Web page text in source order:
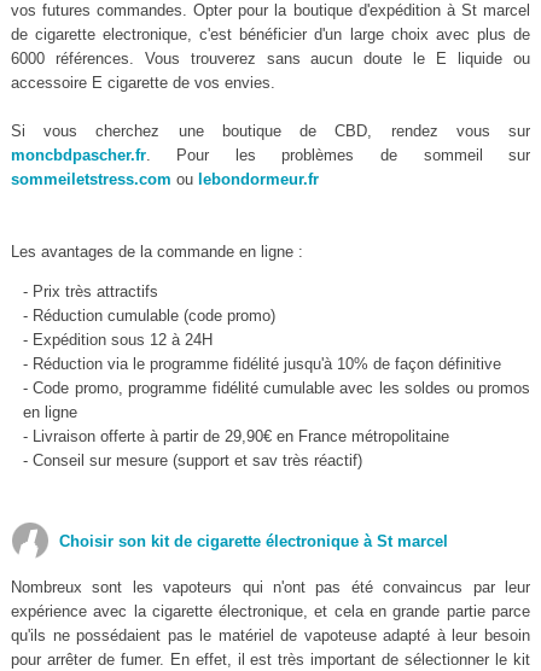
vos futures commandes. Opter pour la boutique d'expédition à St marcel
de cigarette electronique, c'est bénéficier d'un large choix avec plus de
6000 références. Vous trouverez sans aucun doute le E liquide ou
accessoire E cigarette de vos envies.
Si vous cherchez une boutique de CBD, rendez vous sur
moncbdpascher.fr. Pour les problèmes de sommeil sur
sommeiletstress.com ou lebondormeur.fr
Les avantages de la commande en ligne :
- Prix très attractifs
- Réduction cumulable (code promo)
- Expédition sous 12 à 24H
- Réduction via le programme fidélité jusqu'à 10% de façon définitive
- Code promo, programme fidélité cumulable avec les soldes ou promos
en ligne
- Livraison offerte à partir de 29,90€ en France métropolitaine
- Conseil sur mesure (support et sav très réactif)
Choisir son kit de cigarette électronique à St marcel
Nombreux sont les vapoteurs qui n'ont pas été convaincus par leur
expérience avec la cigarette électronique, et cela en grande partie parce
qu'ils ne possédaient pas le matériel de vapoteuse adapté à leur besoin
pour arrêter de fumer. En effet, il est très important de sélectionner le kit